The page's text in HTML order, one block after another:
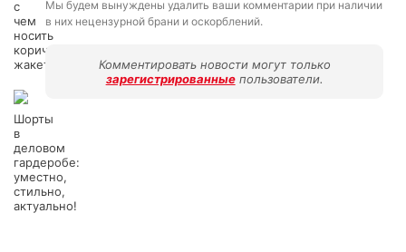
с
чем
носить
коричневый
жакет?
Шорты
в
деловом
гардеробе:
уместно,
стильно,
актуально!
Мы будем вынуждены удалить ваши комментарии при наличии
в них нецензурной брани и оскорблений.
Комментировать новости могут только
зарегистрированныепользователи.